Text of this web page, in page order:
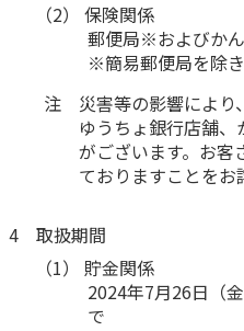
ラジオ体操・みんなの
ラジオ体操ポータルサ
お客さまの声／お客さ
かんぽジャンクション
（2） 保険関係
郵便局※およびか
※簡易郵便局を除き
注 災害等の影響により
ゆうちょ銀行店舗
がございます。お客
ておりますことをお
4 取扱期間
（1） 貯金関係
2024年7月26日（
で